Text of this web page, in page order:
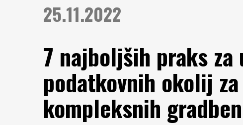
25.11.2022
7 najboljših praks za
podatkovnih okolij
kompleksnih